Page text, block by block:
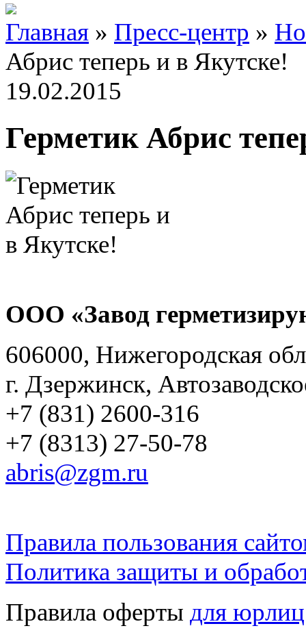
Главная » Пресс-центр »
Абрис теперь и в Якутске!
19.02.2015
Герметик Абрис
ООО «Завод
606000, Нижегородская
г. Дзержинск,
+7 (831) 2600-316
+7 (8313) 27-50-78
abris@zgm.ru
Правила пользования
Политика защиты и
Правила оферты для